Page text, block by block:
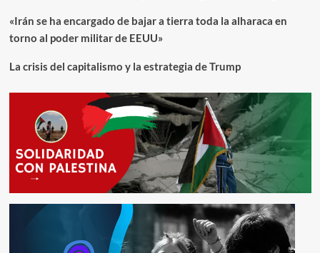
«Irán se ha encargado de bajar a tierra toda la alharaca en
torno al poder militar de EEUU»
La crisis del capitalismo y la estrategia de Trump